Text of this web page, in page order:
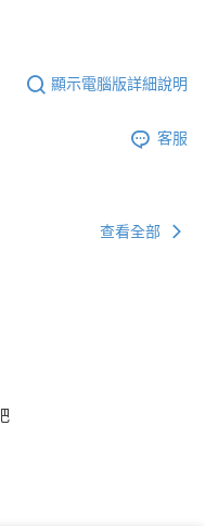
顯示電腦版詳細說明
客服
查看全部